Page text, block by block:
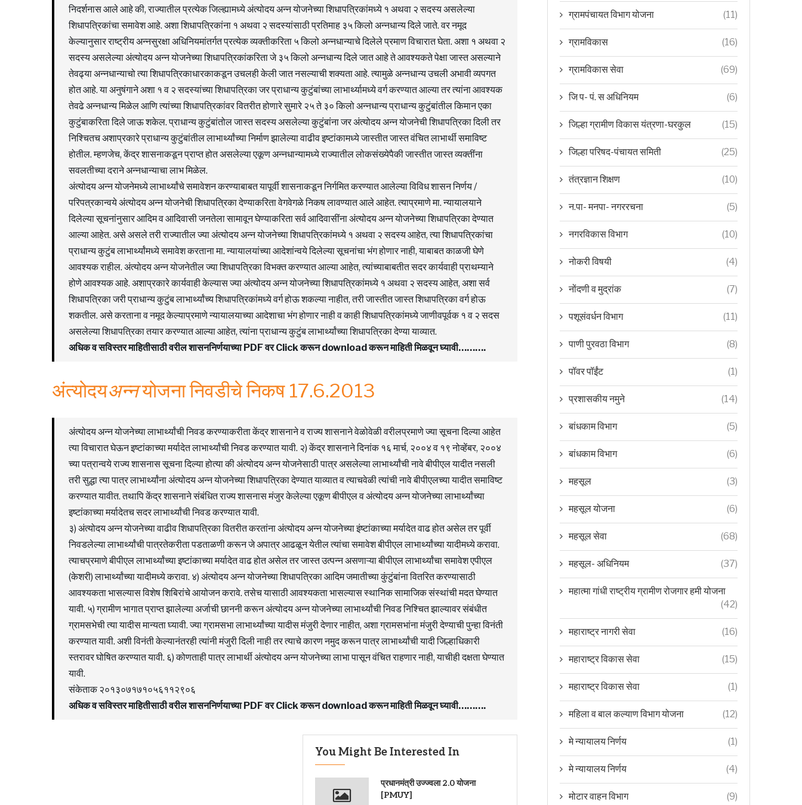
निदर्शनास आले आहे की, राज्यातील प्रत्येक जिल्ह्यामध्ये अंत्योदय अन्न योजनेच्या शिधापत्रिकांमध्ये १ अथवा २ सदस्य असलेल्या
शिधापत्रिकांचा समावेश आहे. अशा शिधापत्रिकांना १ अथवा २ सदस्यांसाठी प्रतिमाह ३५ किलो अन्नधान्य दिले जाते. वर नमूद
केल्यानुसार राष्ट्रीय अन्नसुरक्षा अधिनियमांतर्गत प्रत्येक व्यक्तीकरिता ५ किलो अन्नधान्याचे दिलेले प्रमाण विचारात घेता. अशा १ अथवा २
सदस्य असलेल्या अंत्योदय अन्न योजनेच्या शिधापत्रिकांकरिता जे ३५ किलो अन्नधान्य दिले जात आहे ते आवश्यकते पेक्षा जास्त असल्याने
तेवढ्या अन्नधान्याचो त्या शिधापत्रिकाधारकाकडून उचलही केली जात नसल्याची शक्यता आहे. त्यामुळे अन्नधान्य उचली अभावी व्यपगत
होत आहे. या अनुषंगाने अशा १ व २ सदस्यांच्या शिधापत्रिका जर प्राधान्य कुटुंबांच्या लाभार्थ्यामध्ये वर्ग करण्यात आल्या तर त्यांना आवश्यक
तेवढे अन्नधान्य मिळेल आणि त्यांच्या शिधापत्रिकांवर वितरीत होणारे सुमारे २५ ते ३० किलो अन्नधान्य प्राधान्य कुटुंबांतील किमान एका
कुटुंबाकरिता दिले जाऊ शकेल. प्राधान्य कुटुंबांतोल जास्त सदस्य असलेल्या कुटुंबांना जर अंत्योदय अन्न योजनेची शिधापत्रिका दिली तर
निश्चितच अशाप्रकारे प्राधान्य कुटुंबांतील लाभार्थ्यांच्या निर्माण झालेल्या वाढीव इष्टांकामध्ये जास्तीत जास्त वंचित लाभार्थी समाविष्ट
होतील. म्हणजेच, केंद्र शासनाकडून प्राप्त होत असलेल्या एकूण अन्नधान्यामध्ये राज्यातील लोकसंख्येपैकी जास्तीत जास्त व्यक्तींना
सवलतीच्या दराने अन्नधान्याचा लाभ मिळेल.
अंत्योदय अन्न योजनेमध्ये लाभार्थ्यांचे समावेशन करण्याबाबत यापूर्वी शासनाकडून निर्गमित करण्यात आलेल्या विविध शासन निर्णय /
परिपत्रकान्वये अंत्योदय अन्न योजनेची शिधापत्रिका देण्याकरिता वेगवेगळे निकष लावण्यात आले आहेत. त्याप्रमाणे मा. न्यायालयाने
दिलेल्या सूचनांनुसार आदिम व आदिवासी जनतेला सामावून घेण्याकरिता सर्व आदिवासींना अंत्योदय अन्न योजनेच्या शिधापत्रिका देण्यात
आल्या आहेत. असे असले तरी राज्यातील ज्या अंत्योदय अन्न योजनेच्या शिधापत्रिकांमध्ये १ अथवा २ सदस्य आहेत, त्या शिधापत्रिकांचा
प्राधान्य कुटुंब लाभार्थ्यांमध्ये समावेश करताना मा. न्यायालयांच्या आदेशांन्वये दिलेल्या सूचनांचा भंग होणार नाही, याबाबत काळजी घेणे
आवश्यक राहील. अंत्योदय अन्न योजनेतील ज्या शिधापत्रिका विभक्त करण्यात आल्या आहेत, त्यांच्याबाबतीत सदर कार्यवाही प्राथम्याने
होणे आवश्यक आहे. अशाप्रकारे कार्यवाही केल्यास ज्या अंत्योदय अन्न योजनेच्या शिधापत्रिकांमध्ये १ अथवा २ सदस्य आहेत, अशा सर्व
शिधापत्रिका जरी प्राधान्य कुटुंब लाभार्थ्यांच्य शिधापत्रिकांमध्ये वर्ग होऊ शकल्या नाहीत, तरी जास्तीत जास्त शिधापत्रिका वर्ग होऊ
शकतील. असे करताना व नमूद केल्याप्रमाणे न्यायालयाच्या आदेशाचा भंग होणार नाही व काही शिधापत्रिकांमध्ये जाणीवपूर्वक १ व २ सदस
असलेल्या शिधापत्रिका तयार करण्यात आल्या आहेत, त्यांना प्राधान्य कुटुंब लाभार्थ्यांच्या शिधापत्रिका देण्या याव्यात.
अधिक व सविस्तर माहितीसाठी वरील शासननिर्णयाच्या PDF वर Click करून download करून माहिती मिळवून घ्यावी……….
अंत्योदयअन्नयोजना निवडीचे निकष 17.6.2013
अंत्योदय अन्न योजनेच्या लाभार्थ्यांची निवड करण्याकरीता केंद्र शासनाने व राज्य शासनाने वेळोवेळी वरीलप्रमाणे ज्या सूचना दिल्या आहेत
त्या विचारात घेऊन इष्टांकाच्या मर्यादेत लाभार्थ्यांची निवड करण्यात यावी. २) केंद्र शासनाने दिनांक १६ मार्च, २००४ व १९ नोव्हेंबर, २००४
च्या पत्रान्वये राज्य शासनास सूचना दिल्या होत्या की अंत्योदय अन्न योजनेसाठी पात्र असलेल्या लाभार्थ्यांची नावे बीपीएल यादीत नसली
तरी सुद्धा त्या पात्र लाभार्थ्यांना अंत्योदय अन्न योजनेच्या शिधापत्रिका देण्यात याव्यात व त्याचवेळी त्यांची नावे बीपीएलच्या यादीत समाविष्ट
करण्यात यावीत. तथापि केंद्र शासनाने संबंधित राज्य शासनास मंजुर केलेल्या एकूण बीपीएल व अंत्योदय अन्न योजनेच्या लाभार्थ्यांच्या
इष्टांकाच्या मर्यादेतच सदर लाभार्थ्यांची निवड करण्यात यावी.
३) अंत्योदय अन्न योजनेच्या वाढीव शिधापत्रिका वितरीत करतांना अंत्योदय अन्न योजनेच्या इंष्टांकाच्या मर्यादेत वाढ होत असेल तर पूर्वी
निवडलेल्या लाभार्थ्यांची पात्रतेकरीता पडताळणी करून जे अपात्र आढळून येतील त्यांचा समावेश बीपीएल लाभार्थ्यांच्या यादीमध्ये करावा.
त्याचप्रमाणे बीपीएल लाभार्थ्यांच्या इष्टांकाच्या मर्यादेत वाढ होत असेल तर जास्त उत्पन्न असणाऱ्या बीपीएल लाभार्थ्यांचा समावेश एपीएल
(केशरी) लाभार्थ्यांच्या यादीमध्ये करावा. ४) अंत्योदय अन्न योजनेच्या शिधापत्रिका आदिम जमातीच्या कुंटुंबांना वितरित करण्यासाठी
आवश्यकता भासल्यास विशेष शिबिरांचे आयोजन करावे. तसेच यासाठी आवश्यकता भासल्यास स्थानिक सामाजिक संस्थांची मदत घेण्यात
यावी. ५) ग्रामीण भागात प्राप्त झालेल्या अर्जाची छाननी करून अंत्योदय अन्न योजनेच्या लाभार्थ्यांची निवड निश्चित झाल्यावर संबंधीत
ग्रामसभेची त्या यादीस मान्यता घ्यावी. ज्या ग्रामसभा लाभार्थ्यांच्या यादीस मंजुरी देणार नाहीत, अशा ग्रामसभांना मंजुरी देण्याची पुन्हा विनंती
करण्यात यावी. अशी विनंती केल्यानंतरही त्यांनी मंजुरी दिली नाही तर त्याचे कारण नमुद करून पात्र लाभार्थ्यांची यादी जिल्हाधिकारी
स्तरावर घोषित करण्यात यावी. ६) कोणताही पात्र लाभार्थी अंत्योदय अन्न योजनेच्या लाभा पासून वंचित राहणार नाही, याचीही दक्षता घेण्यात
यावी.
संकेताक २०१३०७१७१०५६११२९०६
अधिक व सविस्तर माहितीसाठी वरील शासननिर्णयाच्या PDF वर Click करून download करून माहिती मिळवून घ्यावी……….
You Might Be Interested In
प्रधानमंत्री उज्ज्वला 2.0 योजना
[PMUY]
ग्रामपंचायत विभाग योजना (11)
ग्रामविकास (16)
ग्रामविकास सेवा (69)
जि प- पं. स अधिनियम (6)
जिल्हा ग्रामीण विकास यंत्रणा-घरकुल (15)
जिल्हा परिषद-पंचायत समिती (25)
तंत्रज्ञान शिक्षण (10)
न.पा- मनपा- नगररचना (5)
नगरविकास विभाग (10)
नोकरी विषयी (4)
नोंदणी व मुद्रांक (7)
पशूसंवर्धन विभाग (11)
पाणी पुरवठा विभाग (8)
पॉवर पॉईंट (1)
प्रशासकीय नमुने (14)
बांधकाम विभाग (5)
बांधकाम विभाग (6)
महसूल (3)
महसूल योजना (6)
महसूल सेवा (68)
महसूल- अधिनियम (37)
महात्मा गांधी राष्ट्रीय ग्रामीण रोजगार हमी योजना
(42)
महाराष्ट्र नागरी सेवा (16)
महाराष्ट्र विकास सेवा (15)
महाराष्ट्र विकास सेवा (1)
महिला व बाल कल्याण विभाग योजना (12)
मे न्यायालय निर्णय (1)
मे न्यायालय निर्णय (4)
मोटार वाहन विभाग (9)